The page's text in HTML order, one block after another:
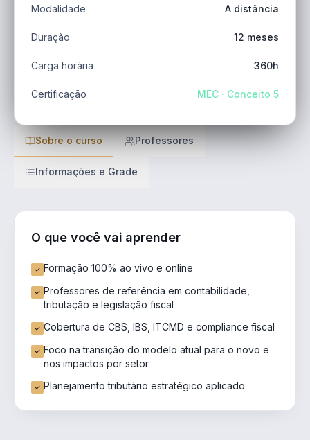
Sobre o curso Professores
Informações e Grade
O que você vai aprender
Formação 100% ao vivo e online
Professores de referência em contabilidade,
tributação e legislação fiscal
Cobertura de CBS, IBS, ITCMD e compliance fiscal
Foco na transição do modelo atual para o novo e
nos impactos por setor
Planejamento tributário estratégico aplicado
Modalidade A distância
Duração 12 meses
Carga horária 360h
Certificação MEC · Conceito 5